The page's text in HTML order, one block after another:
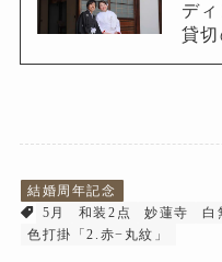
デ
貸切
結婚周年記念
5月
和装2点 妙蓮寺 白
色打掛「2.赤−丸紋」